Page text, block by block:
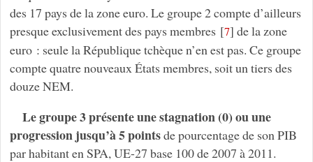
des 17 pays de la zone euro. Le groupe 2 compte d’ailleurs
presque exclusivement des pays membres [7] de la zone
euro : seule la République tchèque n’en est pas. Ce groupe
compte quatre nouveaux États membres, soit un tiers des
douze NEM.
Le groupe 3 présente une stagnation (0) ou une
progression jusqu’à 5 pointsde pourcentage de son PIB
par habitant en SPA, UE-27 base 100 de 2007 à 2011.